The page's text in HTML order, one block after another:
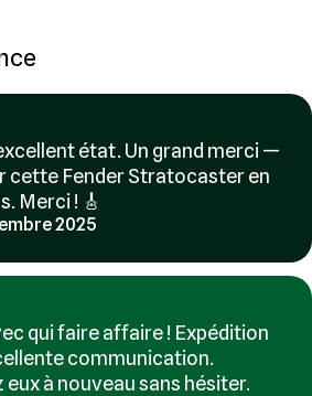
état. Un grand merci —
cette Fender Stratocaster en
Merci ! 🎸
2025
qui faire affaire ! Expédition
communication.
à nouveau sans hésiter.